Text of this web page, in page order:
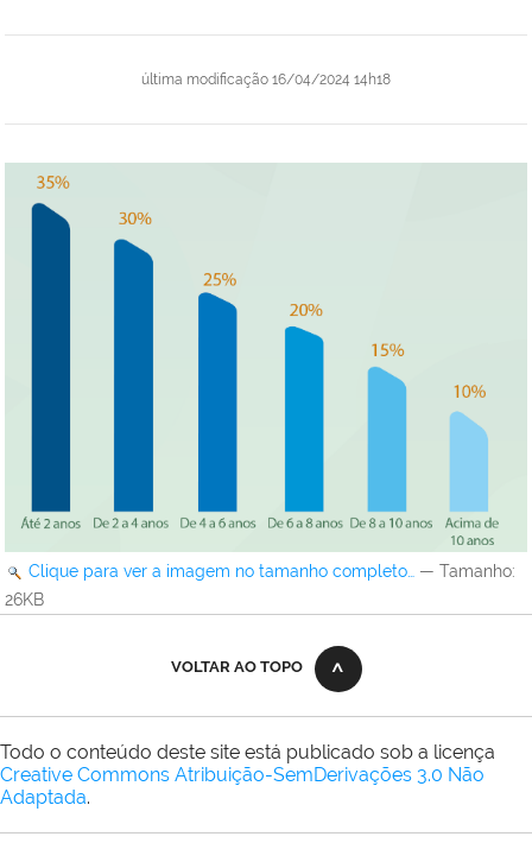
última modificação 16/04/2024 14h18
Clique para ver a imagem no tamanho completo… — Tamanho:
26KB
VOLTAR AO TOPO
Todo o conteúdo deste site está publicado sob a licença
Creative Commons Atribuição-SemDerivações 3.0 Não
Adaptada.